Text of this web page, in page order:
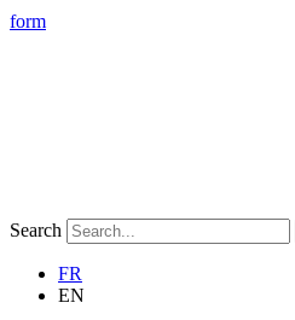
form
Search
FR
EN